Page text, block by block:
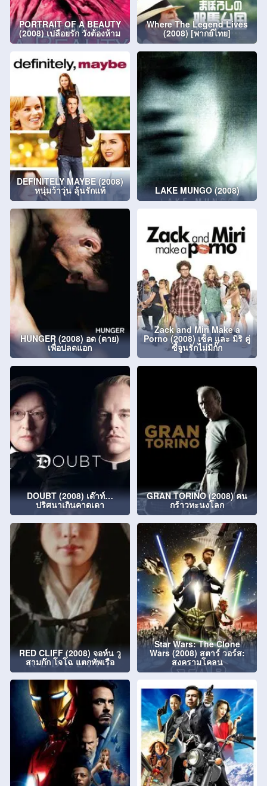
PORTRAIT OF A BEAUTY
(2008) เปลือยรัก วังต้องห้าม
Where The Legend Lives
(2008) [พากย์ไทย]
DEFINITELY MAYBE (2008)
หนุ่มว้าวุ่น ลุ้นรักแท้ LAKE MUNGO (2008)
HUNGER (2008) อด (ตาย)
เพื่อปลดแอก
Zack and Miri Make a
Porno (2008) เซ็ค และ มิริ คู่
ซี้จูนรักไม่มีกั๊ก
DOUBT (2008) เด๊าท์…
ปริศนาเกินคาดเดา
GRAN TORINO (2008) คน
กร้าวทะนงโลก
RED CLIFF (2008) จอห์น วู
สามก๊ก โจโฉ แตกทัพเรือ
Star Wars: The Clone
Wars (2008) สตาร์ วอร์ส:
สงครามโคลน